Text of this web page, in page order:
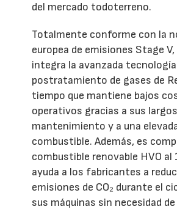
del mercado todoterreno.
Totalmente conforme con la
europea de emisiones Stage
integra la avanzada tecnología
postratamiento de gases de
tiempo que mantiene bajos
operativos gracias a sus
mantenimiento y a una
combustible. Además, es
combustible renovable HVO al
ayuda a los fabricantes a
emisiones de CO₂ durante el
sus máquinas sin necesidad